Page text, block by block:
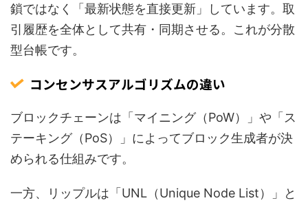
鎖ではなく「最新状態を直接更新」しています。取
引履歴を全体として共有・同期させる。これが分散
型台帳です。
コンセンサスアルゴリズムの違い
ブロックチェーンは「マイニング（PoW）」や「ス
テーキング（PoS）」によってブロック生成者が決
められる仕組みです。
一方、リップルは「UNL（Unique Node List）」と